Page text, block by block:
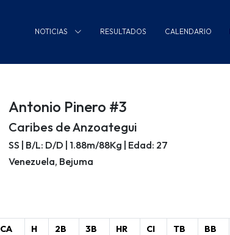
NOTICIAS RESULTADOS CALENDARIO
Antonio Pinero #3
Caribes de Anzoategui
SS | B/L: D/D | 1.88m/88Kg | Edad: 27
Venezuela, Bejuma
CA H 2B 3B HR CI TB BB